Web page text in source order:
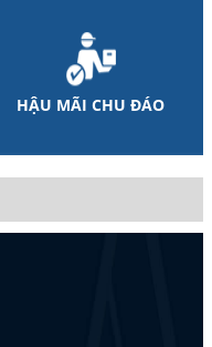
HẬU MÃI CHU ĐÁO